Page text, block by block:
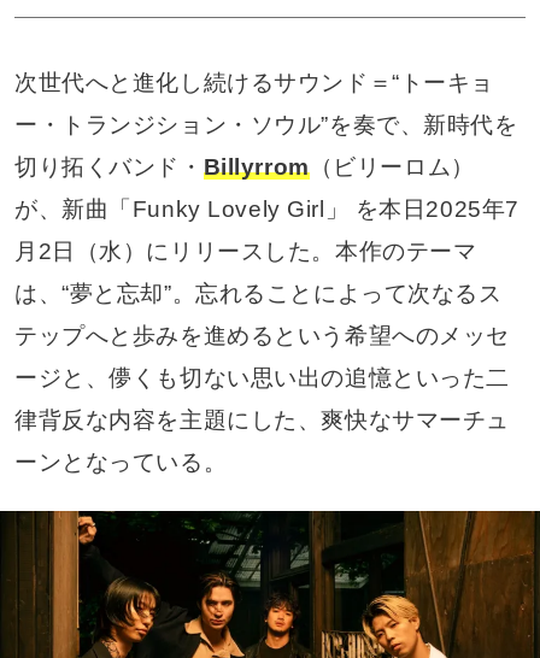
次世代へと進化し続けるサウンド＝“トーキョ
ー・トランジション・ソウル”を奏で、新時代を
切り拓くバンド・ Billyrrom（ビリーロム）
が、新曲「Funky Lovely Girl」 を本日2025年7
月2日（水）にリリースした。本作のテーマ
は、“夢と忘却”。忘れることによって次なるス
テップへと歩みを進めるという希望へのメッセ
ージと、儚くも切ない思い出の追憶といった二
律背反な内容を主題にした、爽快なサマーチュ
ーンとなっている。